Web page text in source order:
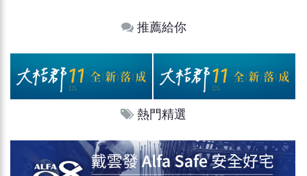
推薦給你
熱門精選